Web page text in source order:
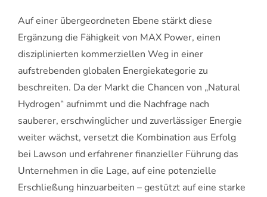
Auf einer übergeordneten Ebene stärkt diese
Ergänzung die Fähigkeit von MAX Power, einen
disziplinierten kommerziellen Weg in einer
aufstrebenden globalen Energiekategorie zu
beschreiten. Da der Markt die Chancen von „Natural
Hydrogen“ aufnimmt und die Nachfrage nach
sauberer, erschwinglicher und zuverlässiger Energie
weiter wächst, versetzt die Kombination aus Erfolg
bei Lawson und erfahrener finanzieller Führung das
Unternehmen in die Lage, auf eine potenzielle
Erschließung hinzuarbeiten – gestützt auf eine starke